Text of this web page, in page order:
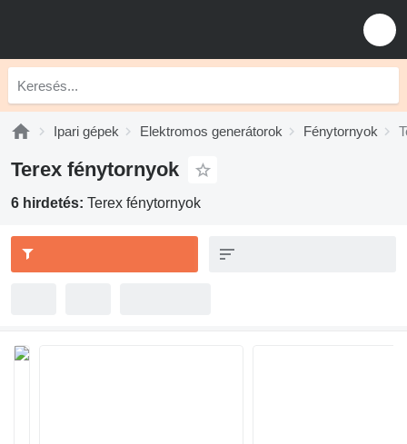
Ipari gépek Elektromos generátorok Fénytornyok
Terex fénytornyok
6 hirdetés: Terex fénytornyok